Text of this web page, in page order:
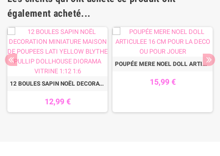
également acheté...
12 BOULES SAPIN NOËL DECORATION MINIATURE MAISON DE POUPEES LATI YELLOW BLYTHE PULLIP DOLLHOUSE DIORAMA VITRINE 1:12 1:6
12,99 €
POUPÉE MERE NOEL DOLL ARTICULEE 16 CM POUR LA DECO OU POUR JOUER
15,99 €